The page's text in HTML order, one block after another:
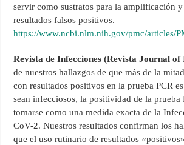
servir como sustratos para la amplificación
resultados falsos positivos.
https://www.ncbi.nlm.nih.gov/pmc/articles/
Revista de Infecciones (Revista Journal of
de nuestros hallazgos de que más de la
con resultados positivos en la prueba PCR
sean infecciosos, la positividad de la prueba
tomarse como una medida exacta de la
CoV-2. Nuestros resultados confirman los
que el uso rutinario de resultados